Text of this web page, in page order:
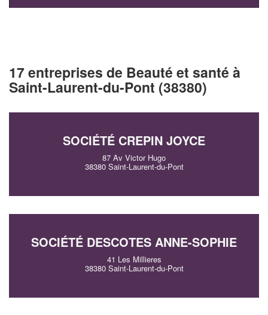
17 entreprises de Beauté et santé à
Saint-Laurent-du-Pont (38380)
SOCIÉTÉ CREPIN JOYCE
87 Av Victor Hugo
38380 Saint-Laurent-du-Pont
SOCIÉTÉ DESCOTES ANNE-SOPHIE
41 Les Millieres
38380 Saint-Laurent-du-Pont